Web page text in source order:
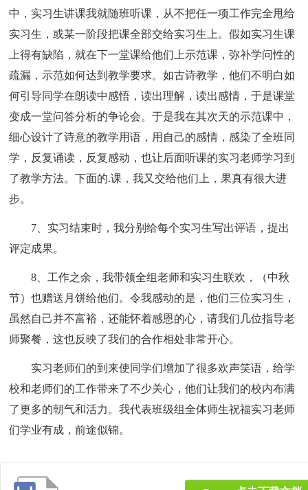
中，实习生讲课我就随班听课，从不把任一项工作完全甩给
实习生，或某一阶段把课全部交给实习生上。假如实习生课
上得有缺陷，就在下一堂课给他们上示范课，弥补学问性的
疏漏，示范如何达到教学要求。如古诗教学，他们不明白如
何引导同学在朗读中感悟，读出理解，读出感情，于是课堂
变成一堂问答分析的争论会。于是我在其次天的示范课中，
细心设计了诗意的教学用语，用自己的感情，感染了全班同
学，反复诵读，反复感动，也让后面听课的实习老师学习到
了教学方法。下面的.课，我又交给他们上，果真有很大进
步。
7、实习结束时，我分别给每个实习生写出评语，提出
评定成果。
8、工作之余，我带领全组老师和实习生联欢，（中秋
节）也赠送月饼给他们。令我感动的是，他们三位实习生，
虽然自己并不富裕，还能怀着感恩的心，请我们几位指导老
师聚餐，这也反映了我们的合作相处非常开心。
实习老师们的到来使同学们增加了很多欢声笑语，给学
校和老师们的工作带来了不少关心，他们让我们的校内布满
了更多的朝气和活力。我代表班级组全体师生祝福实习老师
们学业有成，前途似锦。